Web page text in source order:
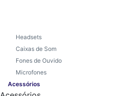
Headsets
Caixas de Som
Fones de Ouvido
Microfones
Acessórios